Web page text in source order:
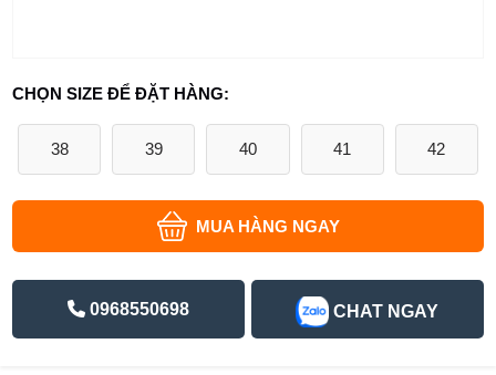
CHỌN SIZE ĐỂ ĐẶT HÀNG:
38 39 40 41 42
MUA HÀNG NGAY
0968550698 CHAT NGAY